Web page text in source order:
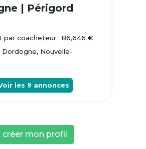
| Périgord
par coacheteur : 86,646 €
Dordogne, Nouvelle-
les 9 annonces
créer mon profil